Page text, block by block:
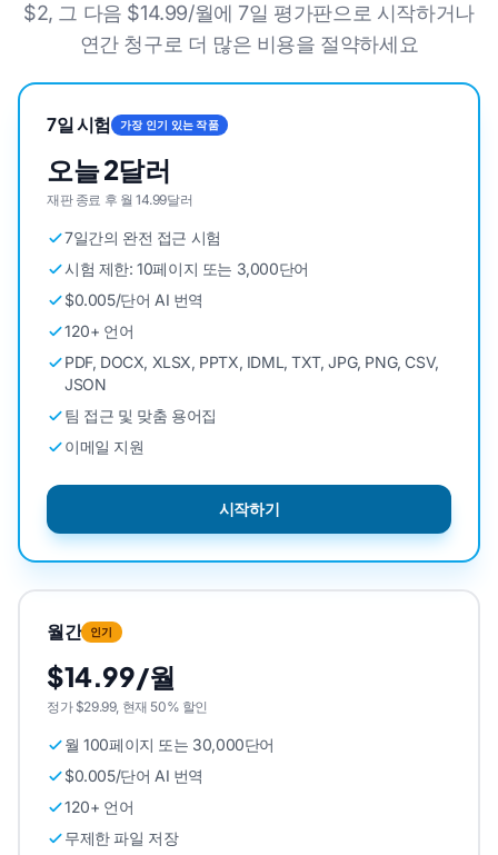
$2, 그 다음 $14.99/월에 7일 평가판으로 시작하거나
연간 청구로 더 많은 비용을 절약하세요
7일 시험 가장 인기 있는 작품
오늘 2달러
재판 종료 후 월 14.99달러
7일간의 완전 접근 시험
시험 제한: 10페이지 또는 3,000단어
$0.005/단어 AI 번역
120+ 언어
PDF, DOCX, XLSX, PPTX, IDML, TXT, JPG, PNG, CSV,
JSON
팀 접근 및 맞춤 용어집
이메일 지원
시작하기
월간 인기
$14.99/월
정가 $29.99, 현재 50% 할인
월 100페이지 또는 30,000단어
$0.005/단어 AI 번역
120+ 언어
무제한 파일 저장